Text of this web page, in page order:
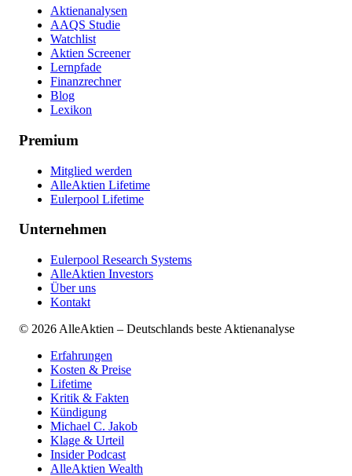
Aktienanalysen
AAQS Studie
Watchlist
Aktien Screener
Lernpfade
Finanzrechner
Blog
Lexikon
Premium
Mitglied werden
AlleAktien Lifetime
Eulerpool Lifetime
Unternehmen
Eulerpool Research Systems
AlleAktien Investors
Über uns
Kontakt
© 2026 AlleAktien – Deutschlands beste Aktienanalyse
Erfahrungen
Kosten & Preise
Lifetime
Kritik & Fakten
Kündigung
Michael C. Jakob
Klage & Urteil
Insider Podcast
AlleAktien Wealth